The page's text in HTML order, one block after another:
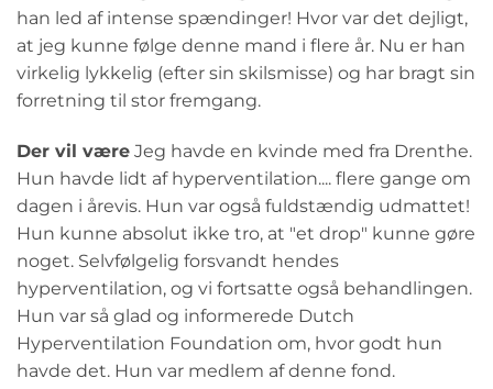
han led af intense spændinger! Hvor var det dejligt,
at jeg kunne følge denne mand i flere år. Nu er han
virkelig lykkelig (efter sin skilsmisse) og har bragt sin
forretning til stor fremgang.
Der vil være Jeg havde en kvinde med fra Drenthe.
Hun havde lidt af hyperventilation.... flere gange om
dagen i årevis. Hun var også fuldstændig udmattet!
Hun kunne absolut ikke tro, at "et drop" kunne gøre
noget. Selvfølgelig forsvandt hendes
hyperventilation, og vi fortsatte også behandlingen.
Hun var så glad og informerede Dutch
Hyperventilation Foundation om, hvor godt hun
havde det. Hun var medlem af denne fond.